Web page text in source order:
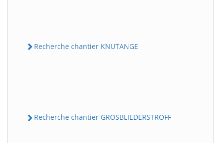
Recherche chantier KNUTANGE
Recherche chantier GROSBLIEDERSTROFF